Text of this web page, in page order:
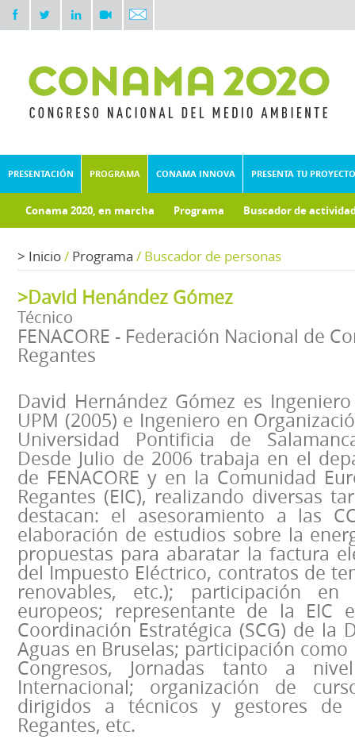
PRESENTACIÓN PROGRAMA CONAMA INNOVA PRESENTA TU PROYECTO
Conama 2020, en marcha Programa Buscador de
> Inicio/ Programa / Buscador de personas
>David Henández Gómez
Técnico
FENACORE - Federación Nacional de
Regantes
David Hernández Gómez es
UPM (2005) e Ingeniero en
Universidad Pontificia de
Desde Julio de 2006 trabaja en el
de FENACORE y en la Comunidad
Regantes (EIC), realizando diversas
destacan: el asesoramiento a las
elaboración de estudios sobre la
propuestas para abaratar la factura
del Impuesto Eléctrico, contratos de
renovables, etc.); participación en
europeos; representante de la EIC
Coordinación Estratégica (SCG) de la
Aguas en Bruselas; participación
Congresos, Jornadas tanto a
Internacional; organización de
dirigidos a técnicos y gestores de
Regantes, etc.